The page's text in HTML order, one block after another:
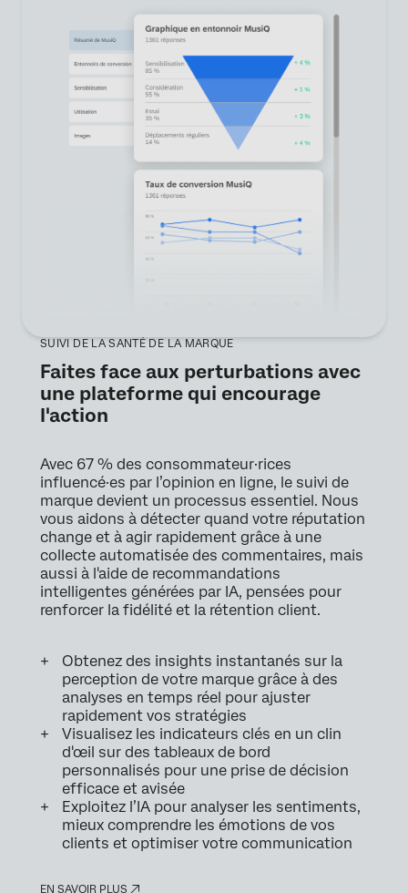
SUIVI DE LA SANTÉ DE LA MARQUE
Faites face aux perturbations avec
une plateforme qui encourage
l'action
Avec 67 % des consommateur·rices
influencé·es par l’opinion en ligne, le suivi de
marque devient un processus essentiel. Nous
vous aidons à détecter quand votre réputation
change et à agir rapidement grâce à une
collecte automatisée des commentaires, mais
aussi à l'aide de recommandations
intelligentes générées par IA, pensées pour
renforcer la fidélité et la rétention client.
Obtenez des insights instantanés sur la
perception de votre marque grâce à des
analyses en temps réel pour ajuster
rapidement vos stratégies
Visualisez les indicateurs clés en un clin
d'œil sur des tableaux de bord
personnalisés pour une prise de décision
efficace et avisée
Exploitez l’IA pour analyser les sentiments,
mieux comprendre les émotions de vos
clients et optimiser votre communication
EN SAVOIR PLUS